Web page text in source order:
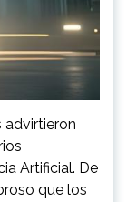
advirtieron
Artificial. De
que los